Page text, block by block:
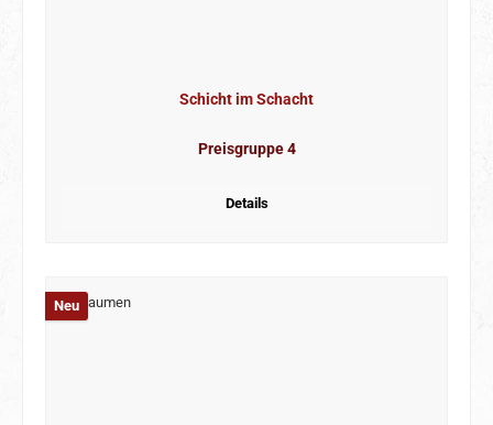
Schicht im Schacht
Preisgruppe 4
Details
Neu